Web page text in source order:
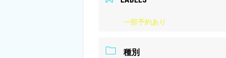
一部予約あり
種別